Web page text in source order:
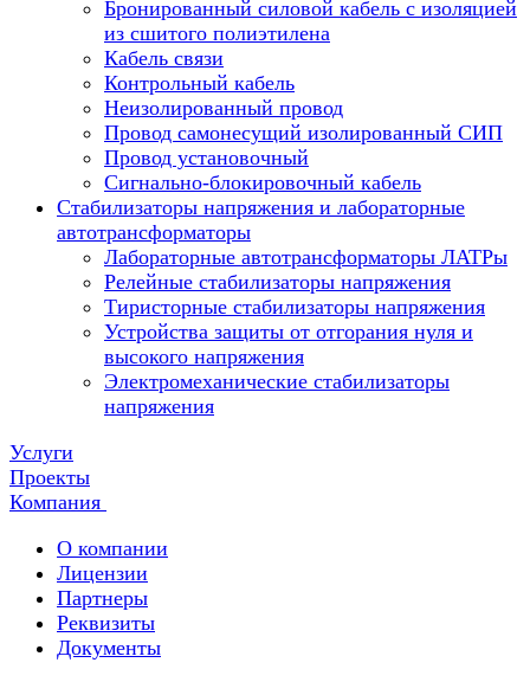
Бронированный силовой кабель с изоляцией
из сшитого полиэтилена
Кабель связи
Контрольный кабель
Неизолированный провод
Провод самонесущий изолированный СИП
Провод установочный
Сигнально-блокировочный кабель
Стабилизаторы напряжения и лабораторные
автотрансформаторы
Лабораторные автотрансформаторы ЛАТРы
Релейные стабилизаторы напряжения
Тиристорные стабилизаторы напряжения
Устройства защиты от отгорания нуля и
высокого напряжения
Электромеханические стабилизаторы
напряжения
Услуги
Проекты
Компания
О компании
Лицензии
Партнеры
Реквизиты
Документы